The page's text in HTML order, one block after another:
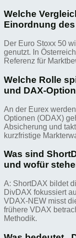
Welche
Einordnung
Der Euro Stoxx 50
genutzt. In
Referenz für
Welche Rolle
und DAX-
An der Eurex
Optionen (ODAX)
Absicherung und
kurzfristige
Was sind
und wofür
A: ShortDAX bildet
DivDAX fokussiert
VDAX-NEW misst
frühere VDAX
Methodik.